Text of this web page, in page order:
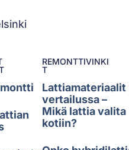
REMONTTIVINKI
T
Lattiamateriaalit
vertailussa –
Mikä lattia valita
kotiin?